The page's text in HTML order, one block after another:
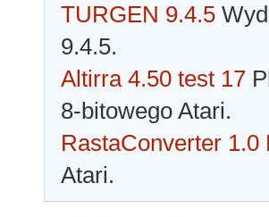
TURGEN 9.4.5
9.4.5.
Altirra 4.50 test 17
8-bitowego Atari.
RastaConverter 1.0
Atari.